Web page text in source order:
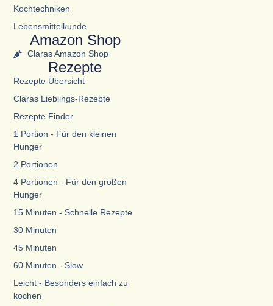
Kochtechniken
Lebensmittelkunde
Amazon Shop
Claras Amazon Shop
Rezepte
Rezepte Übersicht
Claras Lieblings-Rezepte
Rezepte Finder
1 Portion - Für den kleinen
Hunger
2 Portionen
4 Portionen - Für den großen
Hunger
15 Minuten - Schnelle Rezepte
30 Minuten
45 Minuten
60 Minuten - Slow
Leicht - Besonders einfach zu
kochen